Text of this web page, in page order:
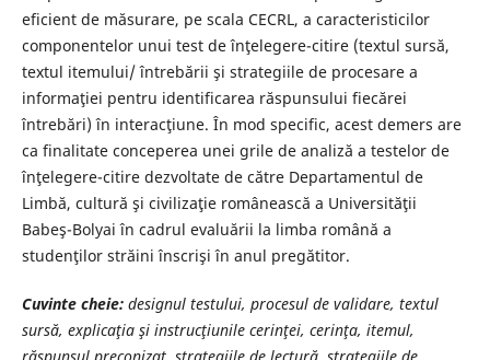
eficient de măsurare, pe scala CECRL, a caracteristicilor
componentelor unui test de înţelegere-citire (textul sursă,
textul itemului/ întrebării şi strategiile de procesare a
informaţiei pentru identificarea răspunsului fiecărei
întrebări) în interacţiune. În mod specific, acest demers are
ca finalitate conceperea unei grile de analiză a testelor de
înţelegere-citire dezvoltate de către Departamentul de
Limbă, cultură şi civilizaţie românească a Universităţii
Babeş-Bolyai în cadrul evaluării la limba română a
studenţilor străini înscrişi în anul pregătitor.
Cuvinte cheie:designul testului, procesul de validare, textul
sursă, explicaţia şi instrucţiunile cerinţei, cerinţa, itemul,